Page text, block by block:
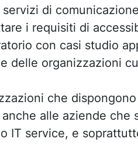
di
i requisiti di
con casi studio
delle organizzazioni
che
alle aziende
IT service, e